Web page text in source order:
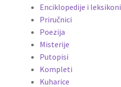
Enciklopedije i leksikoni
Priručnici
Poezija
Misterije
Putopisi
Kompleti
Kuharice